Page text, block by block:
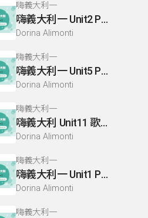
嗨義大利一
嗨義大利一 Unit2 P27-28.24
Dorina Alimonti
嗨義大利一
嗨義大利一 Unit5 P71-72
Dorina Alimonti
嗨義大利一
嗨義大利 Unit11 歌曲欣賞
Dorina Alimonti
嗨義大利一
嗨義大利一 Unit1 P23-26
Dorina Alimonti
嗨義大利一